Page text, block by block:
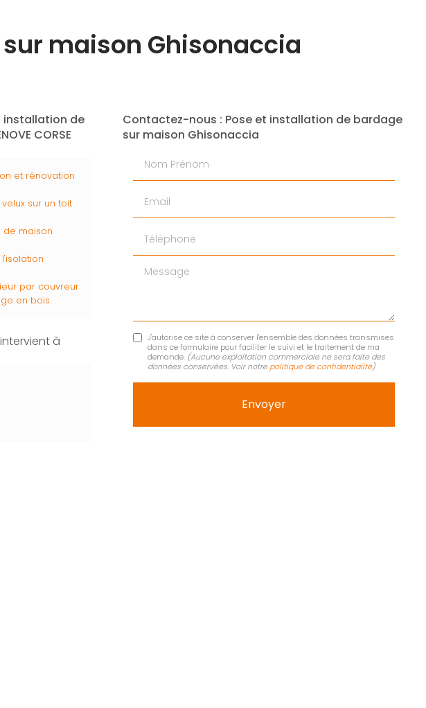
maison Ghisonaccia
installation de
CORSE
et rénovation
sur un toit
de maison
par couvreur
en bois
intervient à
Contactez-nous : Pose et installation de bardage
sur maison Ghisonaccia
Message
J'autorise ce site à conserver l'ensemble des données transmises
dans ce formulaire pour faciliter le suivi et le traitement de ma
demande. (Aucune exploitation commerciale ne sera faite des
données conservées. Voir notrepolitique de confidentialité)